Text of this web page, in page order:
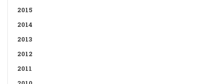
2015
2014
2013
2012
2011